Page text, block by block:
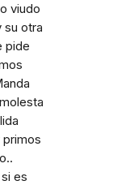
viudo
su otra
pide
primos
es